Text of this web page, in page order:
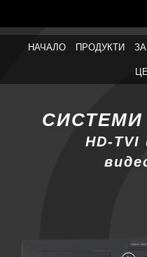
НАЧАЛО ПРОДУКТИ
HD-